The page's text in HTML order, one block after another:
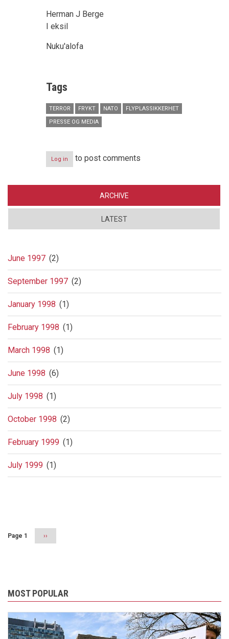
Herman J Berge
I eksil
Nuku'alofa
Tags
TERROR FRYKT NATO
FLYPLASSIKKERHET
PRESSE OG MEDIA
Log in to post comments
ARCHIVE
LATEST
June 1997 (2)
September 1997 (2)
January 1998 (1)
February 1998 (1)
March 1998 (1)
June 1998 (6)
July 1998 (1)
October 1998 (2)
February 1999 (1)
July 1999 (1)
Page 1
Next
page
››
MOST POPULAR